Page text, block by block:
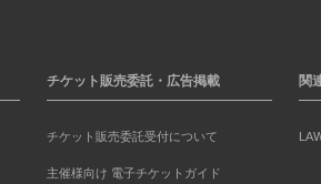
チケット販売委託・広告掲載
チケット販売委託受付について
主催様向け 電子チケットガイド
関